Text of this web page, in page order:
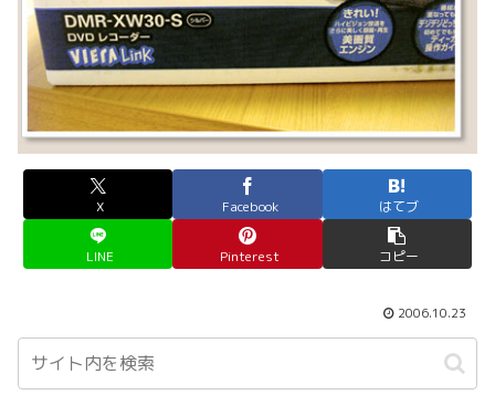
X Facebook はてブ
LINE Pinterest コピー
2006.10.23